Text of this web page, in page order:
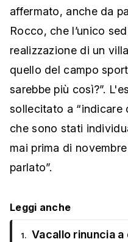
affermato, anche da
Rocco, che l’unico
realizzazione di un
quello del campo
sarebbe più così?”.
sollecitato a “indicare
che sono stati
mai prima di
parlato”.
Leggi anche
1. Vacallo rinuncia